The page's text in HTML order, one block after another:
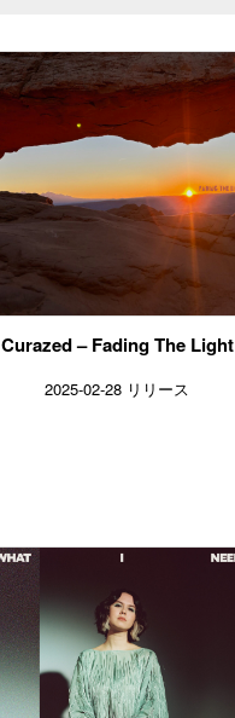
Curazed – Fading The Light
2025-02-28 リリース